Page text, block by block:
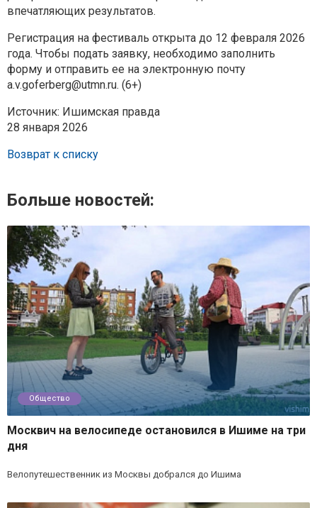
впечатляющих результатов.
Регистрация на фестиваль открыта до 12 февраля 2026
года. Чтобы подать заявку, необходимо заполнить
форму и отправить ее на электронную почту
a.v.goferberg@utmn.ru. (6+)
Источник: Ишимская правда
28 января 2026
Возврат к списку
Больше новостей:
Общество
Москвич на велосипеде остановился в Ишиме на три
дня
Велопутешественник из Москвы добрался до Ишима